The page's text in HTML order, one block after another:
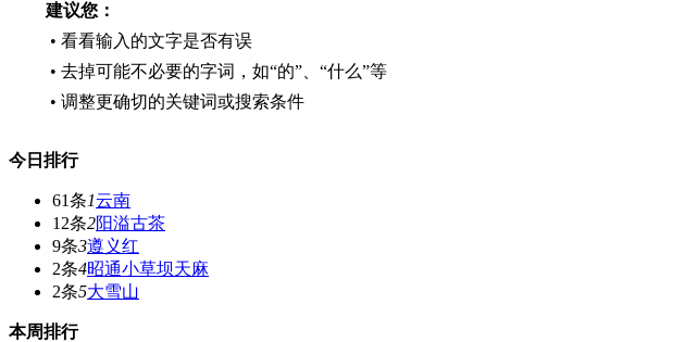
建议您：
• 看看输入的文字是否有误
• 去掉可能不必要的字词，如“的”、“什么”等
• 调整更确切的关键词或搜索条件
今日排行
61条1云南
12条2阳溢古茶
9条3遵义红
2条4昭通小草坝天麻
2条5大雪山
本周排行